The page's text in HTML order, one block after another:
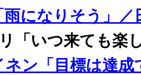
になりそう」／
「いつ来ても楽
ン「目標は達成